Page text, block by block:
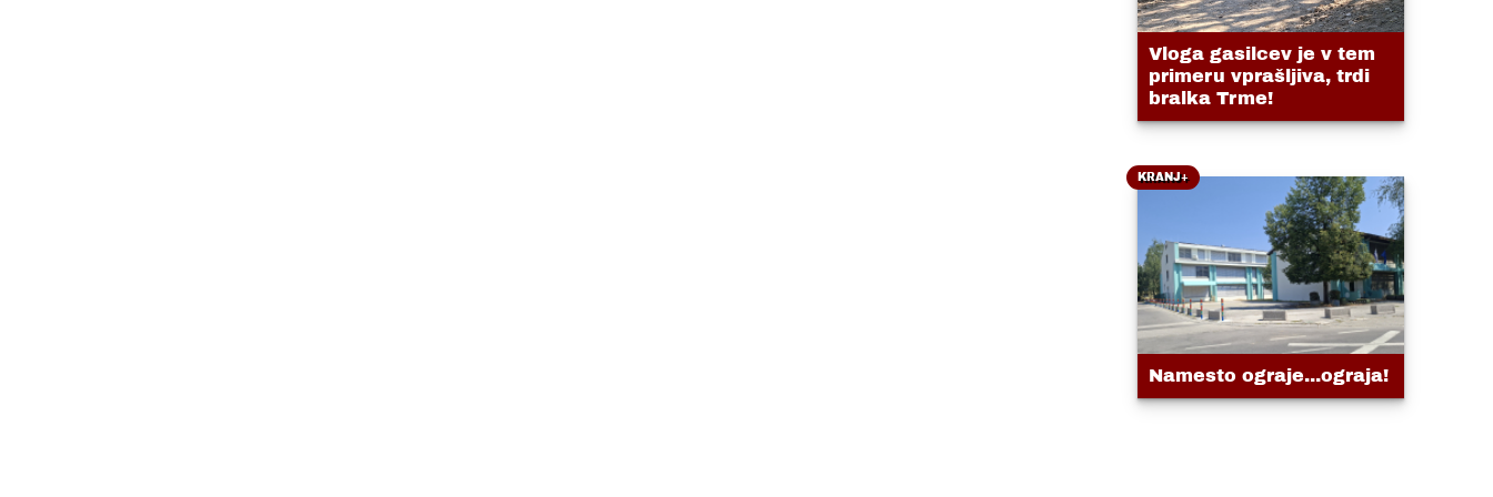
Vloga gasilcev je v tem
primeru vprašljiva, trdi
bralka Trme!
KRANJ+
Namesto ograje...ograja!